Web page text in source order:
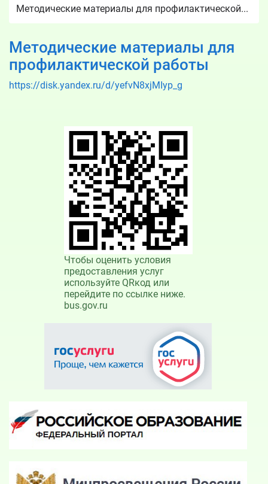
Методические материалы для профилактической...
Методические материалы для
профилактической работы
https://disk.yandex.ru/d/yefvN8xjMIyp_g
Чтобы оценить условия
предоставления услуг
используйте QRкод или
перейдите по ссылке ниже.
bus.gov.ru